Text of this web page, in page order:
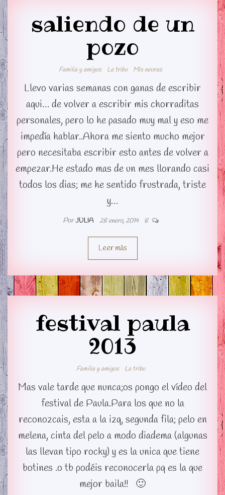
saliendo de un
pozo
Familia y amigos La tribu Mis neuras
Llevo varias semanas con ganas de escribir
aqui… de volver a escribir mis chorraditas
personales, pero lo he pasado muy mal y eso me
impedía hablar..Ahora me siento mucho mejor
pero necesitaba escribir esto antes de volver a
empezar.He estado mas de un mes llorando casi
todos los dias; me he sentido frustrada, triste
y…
PorJULIA 28 enero, 2014 8
Leer más
festival paula
2013
Familia y amigos La tribu
Mas vale tarde que nunca;os pongo el vídeo del
festival de Paula.Para los que no la
reconozcais, esta a la izq, segunda fila; pelo en
melena, cinta del pelo a modo diadema (algunas
las llevan tipo rocky) y es la unica que tiene
botines .o tb podéis reconocerla pq es la que
mejor baila!! 🙂